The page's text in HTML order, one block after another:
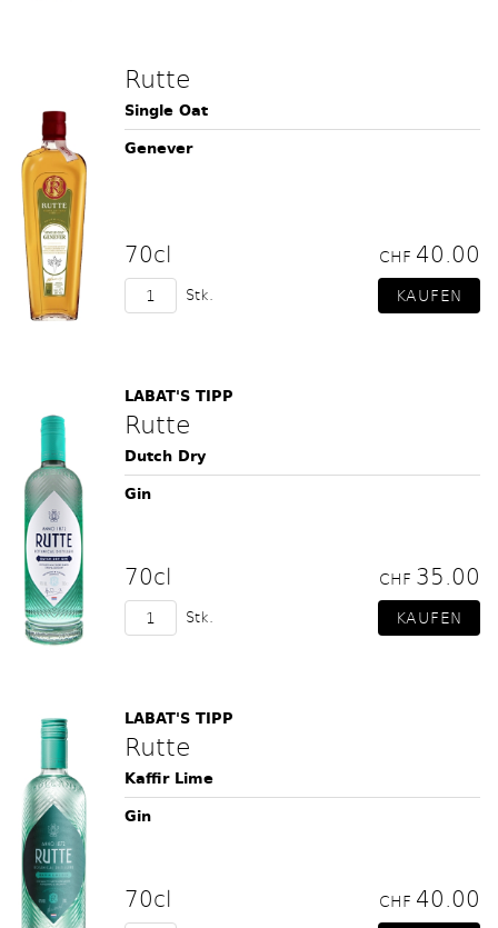
Rutte
Single Oat
Genever
70cl CHF 40.00
Stk.
LABAT'S TIPP
Rutte
Dutch Dry
Gin
70cl CHF 35.00
Stk.
LABAT'S TIPP
Rutte
Kaffir Lime
Gin
70cl CHF 40.00